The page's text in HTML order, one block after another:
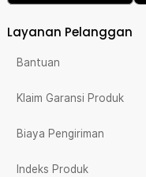
Layanan Pelanggan
Bantuan
Klaim Garansi Produk
Biaya Pengiriman
Indeks Produk